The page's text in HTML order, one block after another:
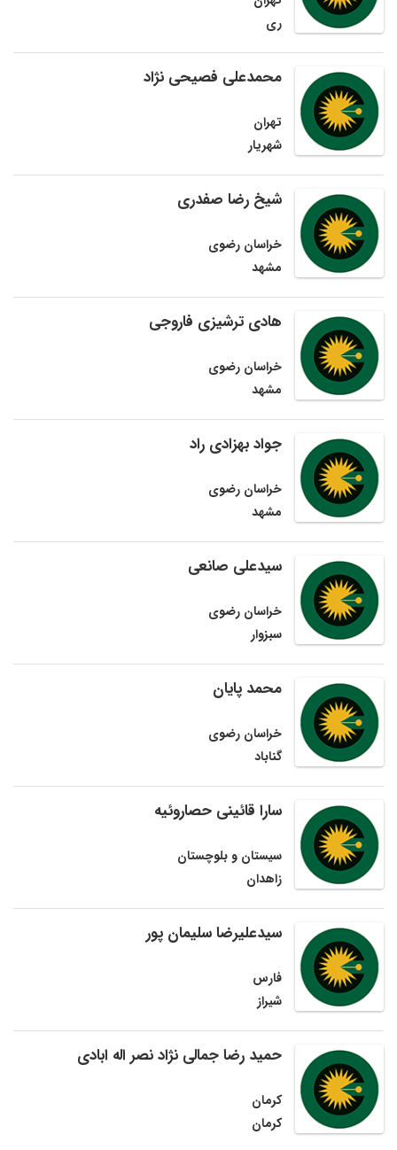
ری
محمدعلی فصیحی نژاد
تهران
شهریار
شیخ رضا صفدری
خراسان رضوی
مشهد
هادی ترشیزی فاروجی
خراسان رضوی
مشهد
جواد بهزادی راد
خراسان رضوی
مشهد
سیدعلی صانعی
خراسان رضوی
سبزوار
محمد پایان
خراسان رضوی
گناباد
سارا قائینی حصاروئیه
سیستان و بلوچستان
زاهدان
سیدعلیرضا سلیمان پور
فارس
شیراز
حمید رضا جمالی نژاد نصر اله ابادی
کرمان
کرمان